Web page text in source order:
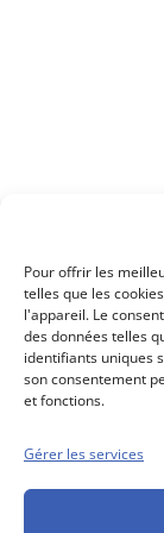
Pour offrir les
telles que les
l'appareil. Le
des données telles
identifiants uniques
son consentement
et fonctions.
Gérer les services
Conseils